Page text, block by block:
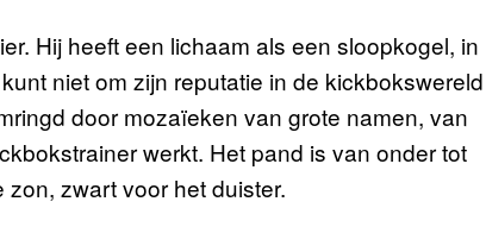
Hij heeft een lichaam als een sloopkogel, in
niet om zijn reputatie in de kickbokswereld
door mozaïeken van grote namen, van
werkt. Het pand is van onder tot
zwart voor het duister.